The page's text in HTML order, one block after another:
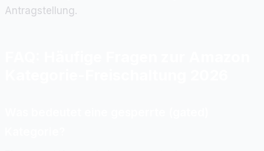
Antragstellung.